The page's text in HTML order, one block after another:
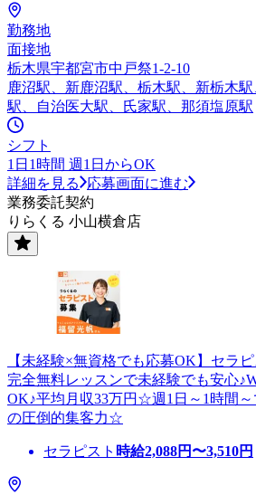
勤務地
面接地
栃木県宇都宮市中戸祭1-2-10
鹿沼駅、新鹿沼駅、栃木駅、新栃木
駅、自治医大駅、氏家駅、那須塩原駅
シフト
1日1時間 週1日からOK
詳細を見る
応募画面に進む
業務委託契約
りらくる 小山横倉店
【未経験×無資格でも応募OK】セラ
完全無料レッスンで未経験でも安心
OK♪平均月収33万円☆週1日～1時間
の圧倒的集客力☆
セラピスト 時給2,088円〜3,510円